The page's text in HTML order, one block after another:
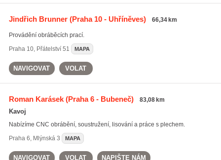
Jindřich Brunner(Praha 10 - Uhříněves) 66,34 km
Provádění obráběcích prací.
Praha 10, Přátelství 51 MAPA
NAVIGOVAT VOLAT
Roman Karásek(Praha 6 - Bubeneč) 83,08 km
Kavoj
Nabízíme CNC obrábění, soustružení, lisování a práce s plechem.
Praha 6, Mlýnská 3 MAPA
NAVIGOVAT VOLAT NAPIŠTE NÁM